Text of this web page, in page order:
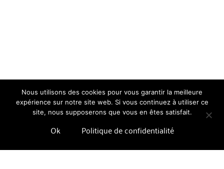
Nous utilisons des cookies pour vous garantir la meilleure
expérience sur notre site web. Si vous continuez à utiliser ce
site, nous supposerons que vous en êtes satisfait.
Ok Politique de confidentialité